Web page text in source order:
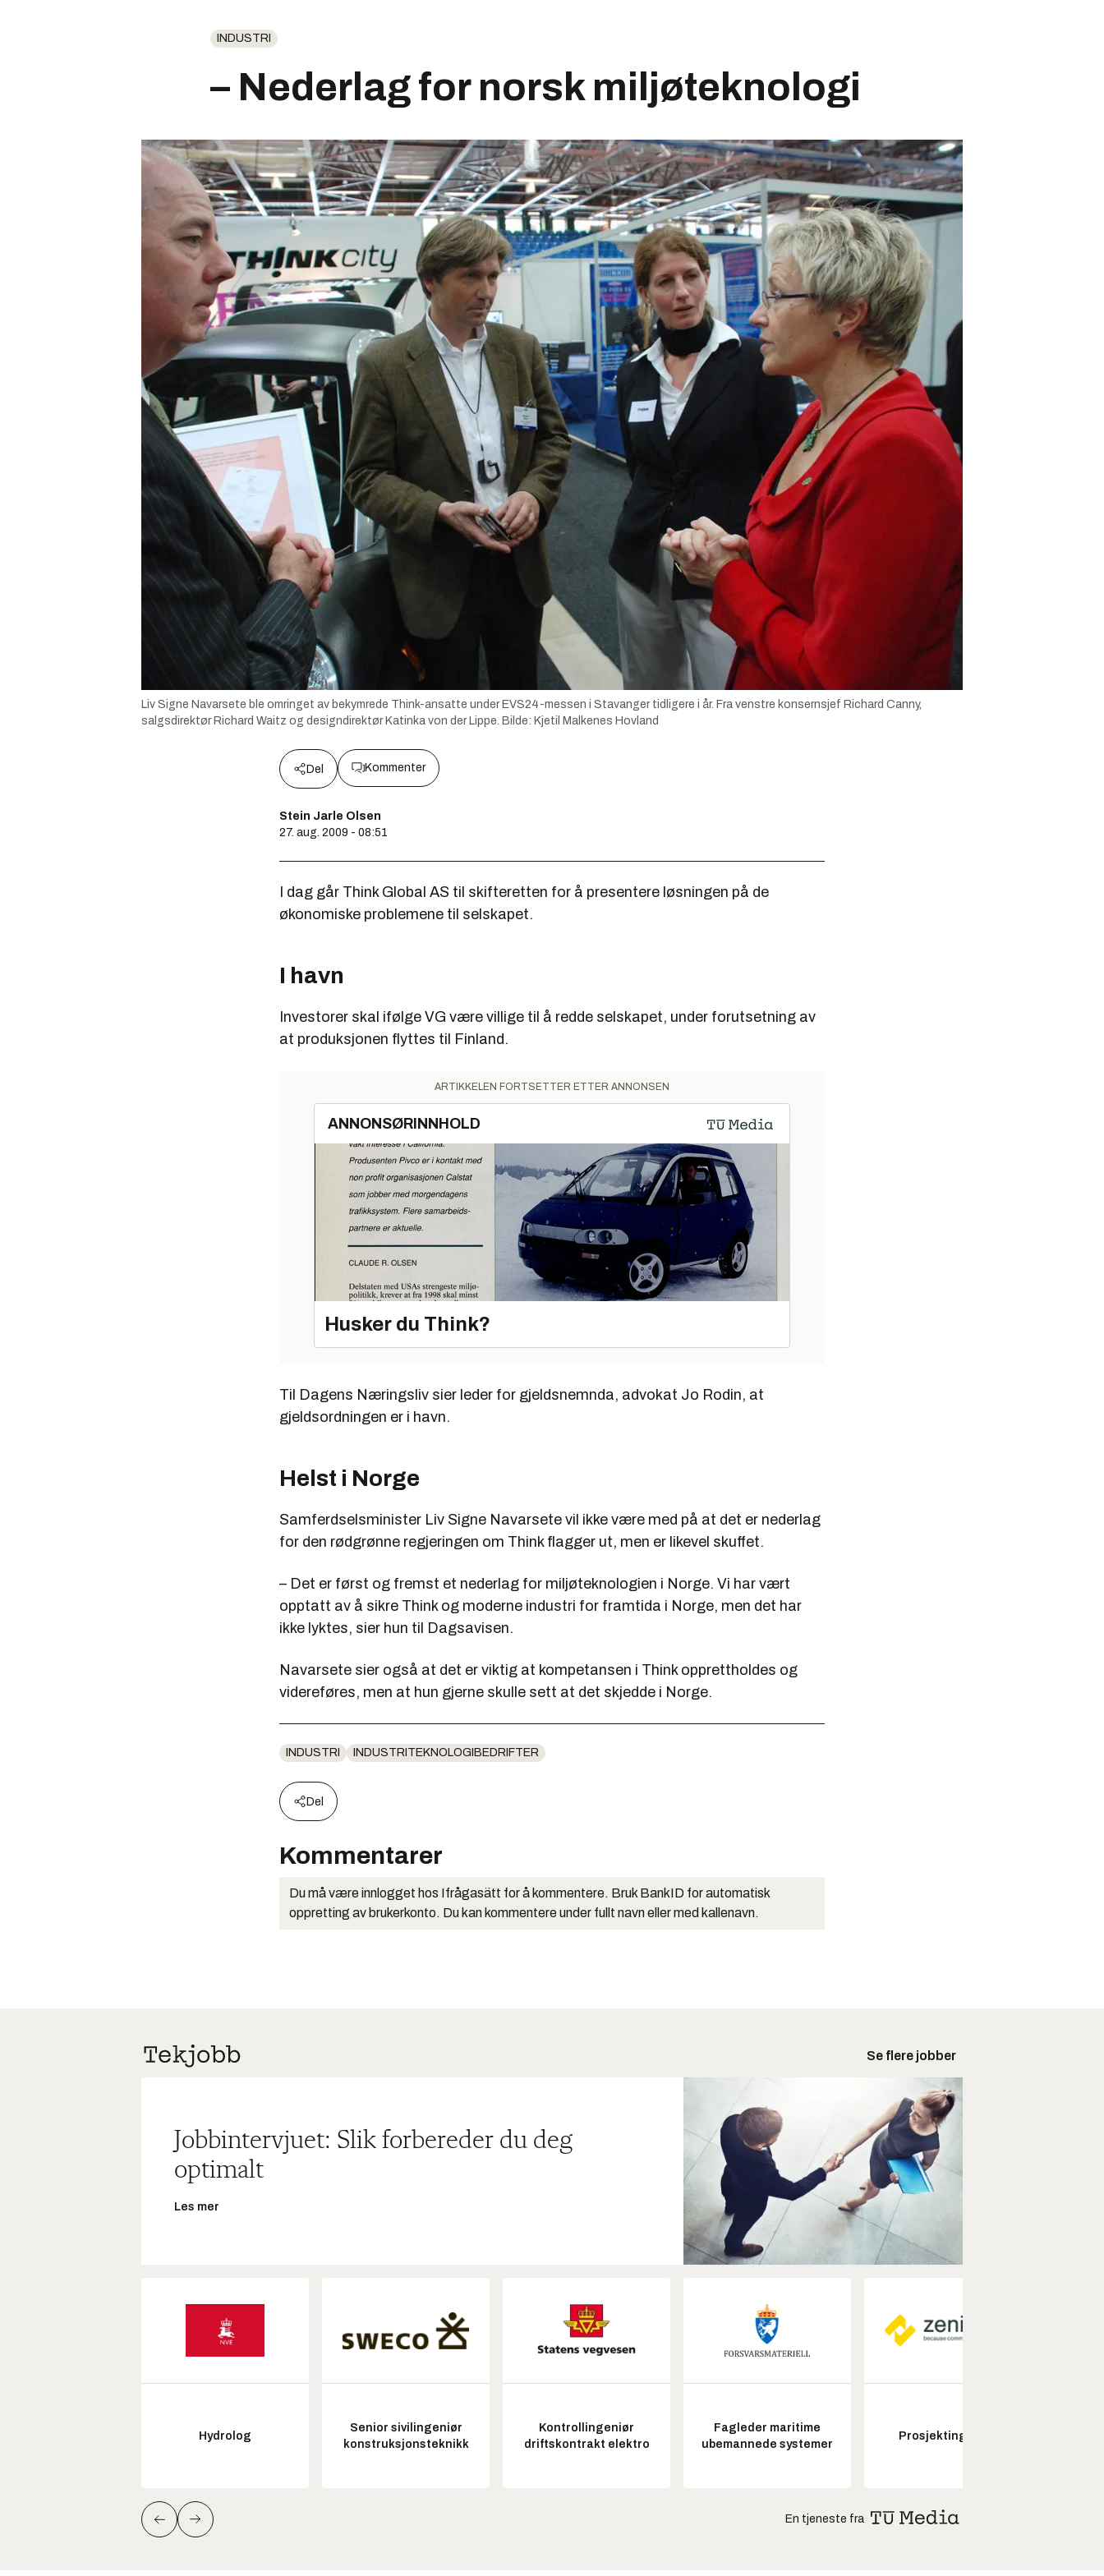
INDUSTRI
– Nederlag for norsk miljøteknologi
Liv Signe Navarsete ble omringet av bekymrede Think-ansatte under EVS24-messen i Stavanger tidligere i år. Fra venstre konsernsjef Richard Canny,
salgsdirektør Richard Waitz og designdirektør Katinka von der Lippe. Bilde: Kjetil Malkenes Hovland
Del Kommenter
Stein Jarle Olsen
27. aug. 2009 - 08:51
I dag går Think Global AS til skifteretten for å presentere løsningen på de
økonomiske problemene til selskapet.
I havn
Investorer skal ifølge VG være villige til å redde selskapet, under forutsetning av
at produksjonen flyttes til Finland.
ARTIKKELEN FORTSETTER ETTER ANNONSEN
ANNONSØRINNHOLD
Husker du Think?
Til Dagens Næringsliv sier leder for gjeldsnemnda, advokat Jo Rodin, at
gjeldsordningen er i havn.
Helst i Norge
Samferdselsminister Liv Signe Navarsete vil ikke være med på at det er nederlag
for den rødgrønne regjeringen om Think flagger ut, men er likevel skuffet.
– Det er først og fremst et nederlag for miljøteknologien i Norge. Vi har vært
opptatt av å sikre Think og moderne industri for framtida i Norge, men det har
ikke lyktes, sier hun til Dagsavisen.
Navarsete sier også at det er viktig at kompetansen i Think opprettholdes og
videreføres, men at hun gjerne skulle sett at det skjedde i Norge.
INDUSTRI INDUSTRITEKNOLOGIBEDRIFTER
Del
Kommentarer
Du må være innlogget hos Ifrågasätt for å kommentere. Bruk BankID for automatisk
oppretting av brukerkonto. Du kan kommentere under fullt navn eller med kallenavn.
Se flere jobber
Jobbintervjuet: Slik forbereder du deg
optimalt
Les mer
Hydrolog
Senior sivilingeniør
konstruksjonsteknikk
Kontrollingeniør
driftskontrakt elektro
Fagleder maritime
ubemannede systemer
Prosjektingeniør
En tjeneste fra